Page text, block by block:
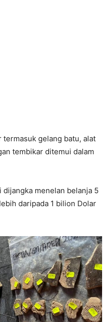
termasuk gelang batu, alat
tembikar ditemui dalam
menelan belanja 5
daripada 1 bilion Dolar